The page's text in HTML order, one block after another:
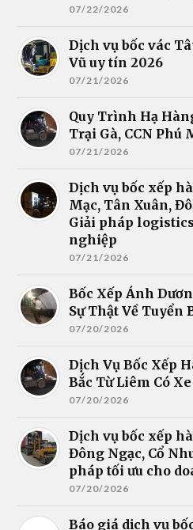
07/22/2026
Dịch vụ bốc vác
Vũ uy tín 2026
07/21/2026
Quy Trình Hạ
Trại Gà, CCN
07/21/2026
Dịch vụ bốc xếp
Mạc, Tân Xuân,
Giải pháp
nghiệp
07/21/2026
Bốc Xếp Ánh
Sự Thật Về Tuyển
07/20/2026
Dịch Vụ Bốc Xếp
Bắc Từ Liêm Có
07/20/2026
Dịch vụ bốc xếp
Đông Ngạc, Cổ
pháp tối ưu cho
07/20/2026
Báo giá dịch vụ